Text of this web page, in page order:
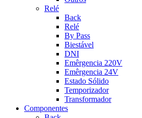
Relé
Back
Relé
By Pass
Biestável
DNI
Emêrgencia 220V
Emêrgencia 24V
Estado Sólido
Temporizador
Transformador
Componentes